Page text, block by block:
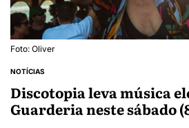
Foto: Oliver
NOTÍCIAS
Discotopia leva música
Guarderia neste sábado